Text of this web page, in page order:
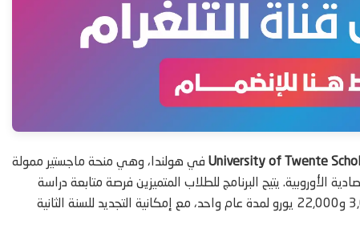
University of Twente في هولندا، وهي منحة ماجستير ممولة
الأوروبية. يتيح البرنامج للطلاب المتميزين فرصة متابعة دراسة
الماجستير (MSc) في مدينة إنسخيده بهولندا، مع تمويل يتراوح بين 3,000 و22,000 يورو لمدة عام واحد، مع إمكانية التجديد للسنة الثانية